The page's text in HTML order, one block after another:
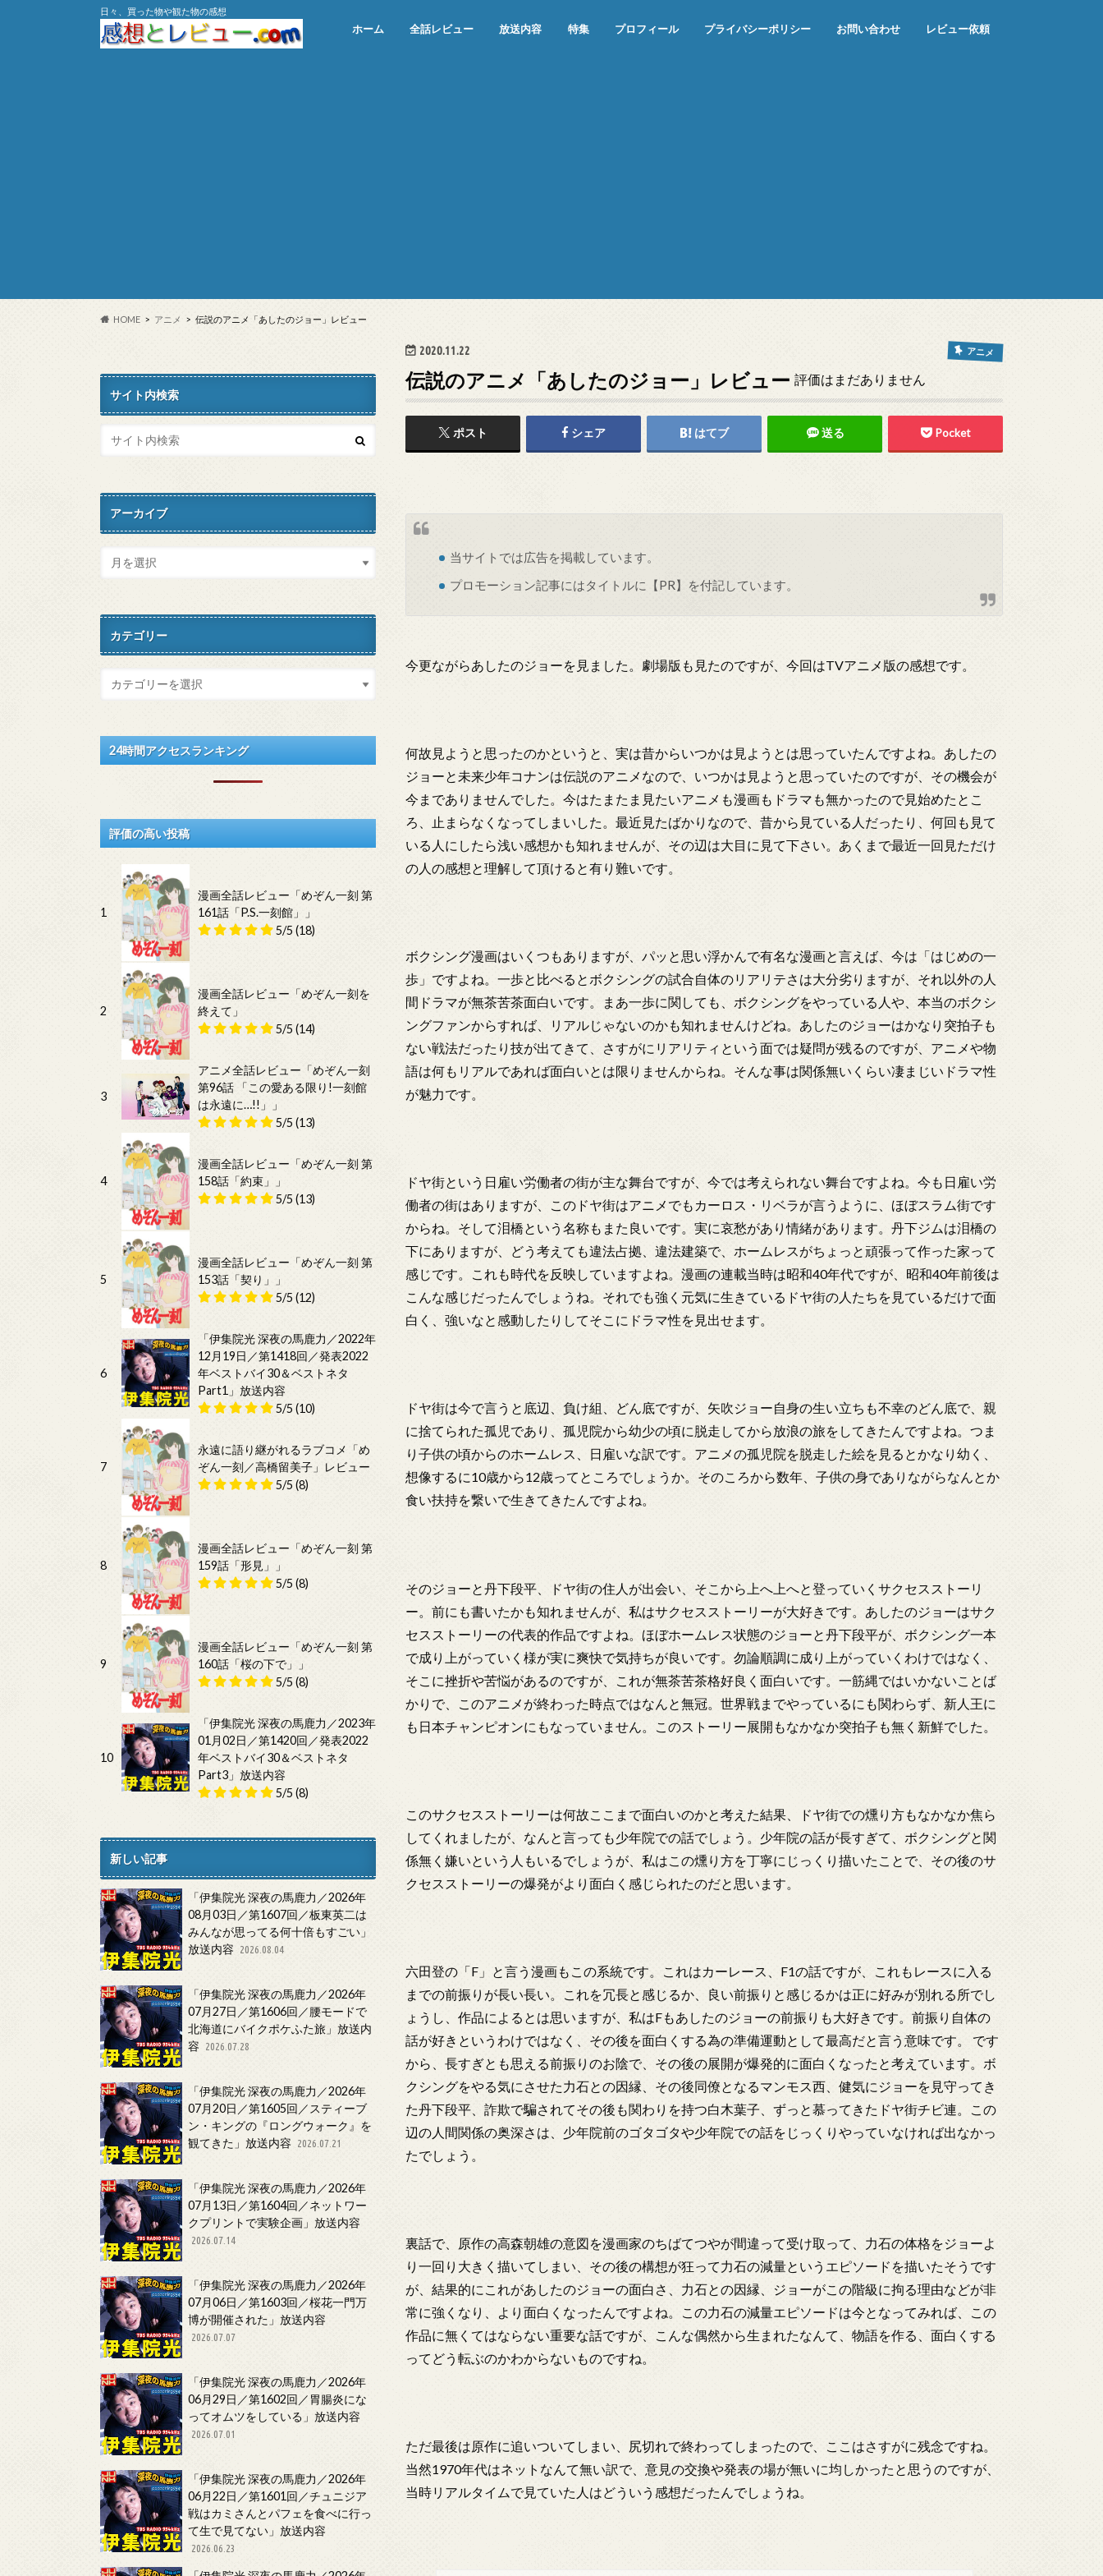
日々、買った物や観た物の感想
ホーム 全話レビュー 放送内容 特集 プロフィール プライバシーポリシー お問い合わせ レビュー依頼
HOME アニメ 伝説のアニメ「あしたのジョー」レビュー
2020.11.22 アニメ
伝説のアニメ「あしたのジョー」レビュー 評価はまだありません
ポスト シェア はてブ 送る Pocket
当サイトでは広告を掲載しています。
プロモーション記事にはタイトルに【PR】を付記しています。
今更ながらあしたのジョーを見ました。劇場版も見たのですが、今回はTVアニメ版の感想です。
何故見ようと思ったのかというと、実は昔からいつかは見ようとは思っていたんですよね。あしたの
ジョーと未来少年コナンは伝説のアニメなので、いつかは見ようと思っていたのですが、その機会が
今までありませんでした。今はたまたま見たいアニメも漫画もドラマも無かったので見始めたとこ
ろ、止まらなくなってしまいした。最近見たばかりなので、昔から見ている人だったり、何回も見て
いる人にしたら浅い感想かも知れませんが、その辺は大目に見て下さい。あくまで最近一回見ただけ
の人の感想と理解して頂けると有り難いです。
ボクシング漫画はいくつもありますが、パッと思い浮かんで有名な漫画と言えば、今は「はじめの一
歩」ですよね。一歩と比べるとボクシングの試合自体のリアリテさは大分劣りますが、それ以外の人
間ドラマが無茶苦茶面白いです。まあ一歩に関しても、ボクシングをやっている人や、本当のボクシ
ングファンからすれば、リアルじゃないのかも知れませんけどね。あしたのジョーはかなり突拍子も
ない戦法だったり技が出てきて、さすがにリアリティという面では疑問が残るのですが、アニメや物
語は何もリアルであれば面白いとは限りませんからね。そんな事は関係無いくらい凄まじいドラマ性
が魅力です。
ドヤ街という日雇い労働者の街が主な舞台ですが、今では考えられない舞台ですよね。今も日雇い労
働者の街はありますが、このドヤ街はアニメでもカーロス・リベラが言うように、ほぼスラム街です
からね。そして泪橋という名称もまた良いです。実に哀愁があり情緒があります。丹下ジムは泪橋の
下にありますが、どう考えても違法占拠、違法建築で、ホームレスがちょっと頑張って作った家って
感じです。これも時代を反映していますよね。漫画の連載当時は昭和40年代ですが、昭和40年前後は
こんな感じだったんでしょうね。それでも強く元気に生きているドヤ街の人たちを見ているだけで面
白く、強いなと感動したりしてそこにドラマ性を見出せます。
ドヤ街は今で言うと底辺、負け組、どん底ですが、矢吹ジョー自身の生い立ちも不幸のどん底で、親
に捨てられた孤児であり、孤児院から幼少の頃に脱走してから放浪の旅をしてきたんですよね。つま
り子供の頃からのホームレス、日雇いな訳です。アニメの孤児院を脱走した絵を見るとかなり幼く、
想像するに10歳から12歳ってところでしょうか。そのころから数年、子供の身でありながらなんとか
食い扶持を繋いで生きてきたんですよね。
そのジョーと丹下段平、ドヤ街の住人が出会い、そこから上へ上へと登っていくサクセスストーリ
ー。前にも書いたかも知れませんが、私はサクセスストーリーが大好きです。あしたのジョーはサク
セスストーリーの代表的作品ですよね。ほぼホームレス状態のジョーと丹下段平が、ボクシング一本
で成り上がっていく様が実に爽快で気持ちが良いです。勿論順調に成り上がっていくわけではなく、
そこに挫折や苦悩があるのですが、これが無茶苦茶格好良く面白いです。一筋縄ではいかないことば
かりで、このアニメが終わった時点ではなんと無冠。世界戦までやっているにも関わらず、新人王に
も日本チャンピオンにもなっていません。このストーリー展開もなかなか突拍子も無く新鮮でした。
このサクセスストーリーは何故ここまで面白いのかと考えた結果、ドヤ街での燻り方もなかなか焦ら
してくれましたが、なんと言っても少年院での話でしょう。少年院の話が長すぎて、ボクシングと関
係無く嫌いという人もいるでしょうが、私はこの燻り方を丁寧にじっくり描いたことで、その後のサ
クセスストーリーの爆発がより面白く感じられたのだと思います。
六田登の「F」と言う漫画もこの系統です。これはカーレース、F1の話ですが、これもレースに入る
までの前振りが長い長い。これを冗長と感じるか、良い前振りと感じるかは正に好みが別れる所でし
ょうし、作品によるとは思いますが、私はFもあしたのジョーの前振りも大好きです。前振り自体の
話が好きというわけではなく、その後を面白くする為の準備運動として最高だと言う意味です。 です
から、長すぎとも思える前振りのお陰で、その後の展開が爆発的に面白くなったと考えています。ボ
クシングをやる気にさせた力石との因縁、その後同僚となるマンモス西、健気にジョーを見守ってき
た丹下段平、詐欺で騙されてその後も関わりを持つ白木葉子、ずっと慕ってきたドヤ街チビ連。この
辺の人間関係の奥深さは、少年院前のゴタゴタや少年院での話をじっくりやっていなければ出なかっ
たでしょう。
裏話で、原作の高森朝雄の意図を漫画家のちばてつやが間違って受け取って、力石の体格をジョーよ
り一回り大きく描いてしまい、その後の構想が狂って力石の減量というエピソードを描いたそうです
が、結果的にこれがあしたのジョーの面白さ、力石との因縁、ジョーがこの階級に拘る理由などが非
常に強くなり、より面白くなったんですよね。この力石の減量エピソードは今となってみれば、この
作品に無くてはならない重要な話ですが、こんな偶然から生まれたなんて、物語を作る、面白くする
ってどう転ぶのかわからないものですね。
ただ最後は原作に追いついてしまい、尻切れで終わってしまったので、ここはさすがに残念ですね。
当然1970年代はネットなんて無い訳で、意見の交換や発表の場が無いに均しかったと思うのですが、
当時リアルタイムで見ていた人はどういう感想だったんでしょうね。
サイト内検索
アーカイブ
カテゴリー
24時間アクセスランキング
評価の高い投稿
1
漫画全話レビュー「めぞん一刻 第
161話「P.S.一刻館」」
5/5 (18)
2
漫画全話レビュー「めぞん一刻を
終えて」
5/5 (14)
3
アニメ全話レビュー「めぞん一刻
第96話 「この愛ある限り!一刻館
は永遠に…!!」」
5/5 (13)
4
漫画全話レビュー「めぞん一刻 第
158話「約束」」
5/5 (13)
5
漫画全話レビュー「めぞん一刻 第
153話「契り」」
5/5 (12)
6
「伊集院光 深夜の馬鹿力／2022年
12月19日／第1418回／発表2022
年ベストバイ30＆ベストネタ
Part1」放送内容
5/5 (10)
7
永遠に語り継がれるラブコメ「め
ぞん一刻／高橋留美子」レビュー
5/5 (8)
8
漫画全話レビュー「めぞん一刻 第
159話「形見」」
5/5 (8)
9
漫画全話レビュー「めぞん一刻 第
160話「桜の下で」」
5/5 (8)
10
「伊集院光 深夜の馬鹿力／2023年
01月02日／第1420回／発表2022
年ベストバイ30＆ベストネタ
Part3」放送内容
5/5 (8)
新しい記事
「伊集院光 深夜の馬鹿力／2026年
08月03日／第1607回／板東英二は
みんなが思ってる何十倍もすごい」
放送内容
2026.08.04
「伊集院光 深夜の馬鹿力／2026年
07月27日／第1606回／腰モードで
北海道にバイクポケふた旅」放送内
容
2026.07.28
「伊集院光 深夜の馬鹿力／2026年
07月20日／第1605回／スティーブ
ン・キングの『ロングウォーク』を
観てきた」放送内容
2026.07.21
「伊集院光 深夜の馬鹿力／2026年
07月13日／第1604回／ネットワー
クプリントで実験企画」放送内容
2026.07.14
「伊集院光 深夜の馬鹿力／2026年
07月06日／第1603回／桜花一門万
博が開催された」放送内容
2026.07.07
「伊集院光 深夜の馬鹿力／2026年
06月29日／第1602回／胃腸炎にな
ってオムツをしている」放送内容
2026.07.01
「伊集院光 深夜の馬鹿力／2026年
06月22日／第1601回／チュニジア
戦はカミさんとパフェを食べに行っ
て生で見てない」放送内容
2026.06.23